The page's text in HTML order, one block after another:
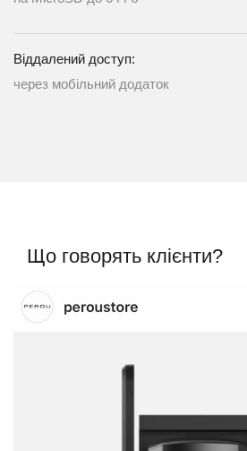
Віддалений доступ:
через мобільний додаток
Що говорять клієнти?